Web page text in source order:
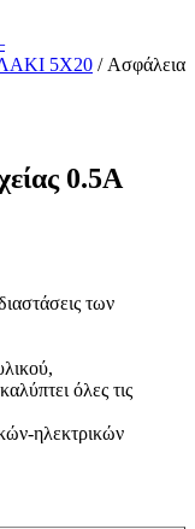
5Χ20 / Ασφάλεια
0.5A
των
όλες τις
ηλεκτρικών